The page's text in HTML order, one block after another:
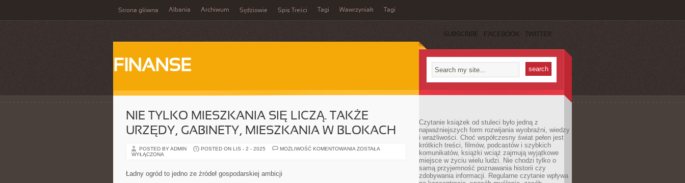
Strona główna Albania Archiwum Sędziowie Spis Treści Tagi Wawrzyniak Tagi
SUBSCRIBE FACEBOOK TWITTER
FINANSE
NIE TYLKO MIESZKANIA SIĘ LICZĄ. TAKŻE
URZĘDY, GABINETY, MIESZKANIA W BLOKACH
POSTED BY ADMIN POSTED ON LIS - 2 - 2025 MOŻLIWOŚĆ KOMENTOWANIA NIE
ZOSTAŁA
WYŁĄCZONA
Ładny ogród to jedno ze źródeł gospodarskiej ambicji
Czytanie książek od stuleci było jedną z
najważniejszych form rozwijania wyobraźni, wiedzy
i wrażliwości. Choć współczesny świat pełen jest
krótkich treści, filmów, podcastów i szybkich
komunikatów, książki wciąż zajmują wyjątkowe
miejsce w życiu wielu ludzi. Nie chodzi tylko o
samą przyjemność poznawania historii czy
zdobywania informacji. Regularne czytanie wpływa